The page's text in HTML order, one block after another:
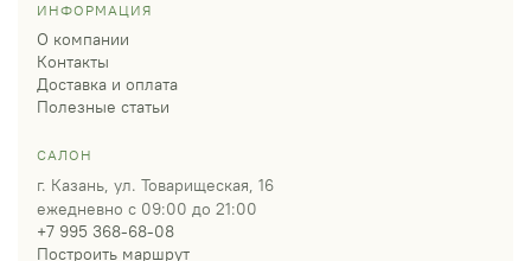
ИНФОРМАЦИЯ
О компании
Контакты
Доставка и оплата
Полезные статьи
САЛОН
г. Казань, ул. Товарищеская, 16
ежедневно с 09:00 до 21:00
+7 995 368-68-08
Построить маршрут